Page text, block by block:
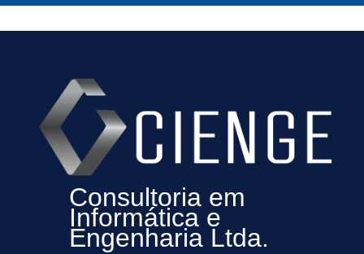
Consultoria em
Informática e
Engenharia Ltda.